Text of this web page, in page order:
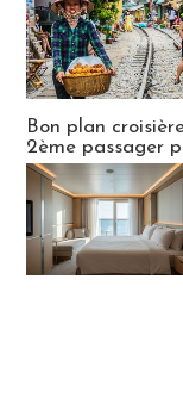
Bon plan
2ème passager